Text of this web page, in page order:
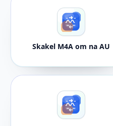
Skakel M4A om na AU